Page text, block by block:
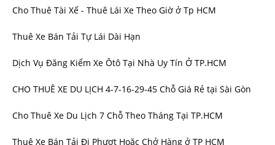
Cho Thuê Tài Xế - Thuê Lái Xe Theo Giờ ở Tp HCM
Thuê Xe Bán Tải Tự Lái Dài Hạn
Dịch Vụ Đăng Kiểm Xe Ôtô Tại Nhà Uy Tín Ở TP.HCM
CHO THUÊ XE DU LỊCH 4-7-16-29-45 Chỗ Giá Rẻ tại Sài Gòn
Cho Thuê Xe Du Lịch 7 Chỗ Theo Tháng Tại TP.HCM
Thuê Xe Bán Tải Đi Phượt Hoặc Chở Hàng ở TP HCM